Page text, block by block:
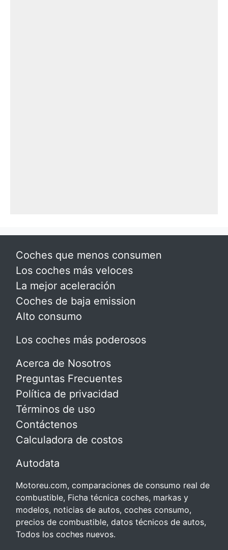
Coches que menos consumen
Los coches más veloces
La mejor aceleración
Coches de baja emission
Alto consumo
Los coches más poderosos
Acerca de Nosotros
Preguntas Frecuentes
Política de privacidad
Términos de uso
Contáctenos
Calculadora de costos
Autodata
Motoreu.com, comparaciones de consumo real de
combustible, Ficha técnica coches, markas y
modelos, noticias de autos, coches consumo,
precios de combustible, datos técnicos de autos,
Todos los coches nuevos.